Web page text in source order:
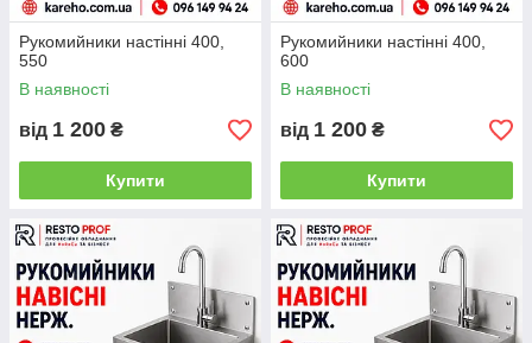
Рукомийники настінні 400,
550
В наявності
від 1 200 ₴
Купити
Рукомийники настінні 400,
600
В наявності
від 1 200 ₴
Купити